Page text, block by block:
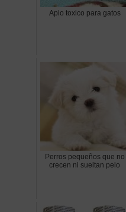
Apio toxico para gatos
Perros pequeños que no
crecen ni sueltan pelo